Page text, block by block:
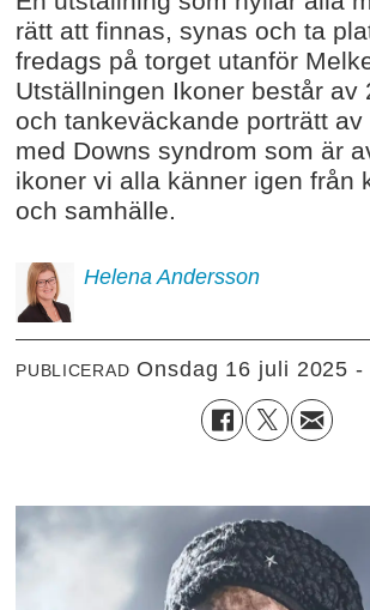
rätt att finnas, synas och ta
fredags på torget utanför
Utställningen Ikoner består av
och tankeväckande porträtt av
med Downs syndrom som är
ikoner vi alla känner igen från
och samhälle.
Helena Andersson
PUBLICERAD onsdag 16 juli 2025 -